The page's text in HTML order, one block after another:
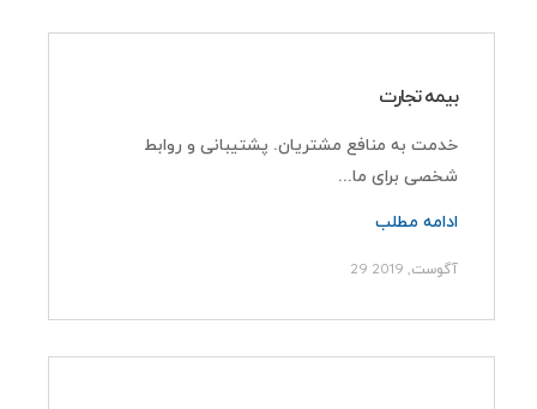
بیمه تجارت
خدمت به منافع مشتریان. پشتیبانی و روابط
شخصی برای ما...
ادامه مطلب
29 آگوست, 2019